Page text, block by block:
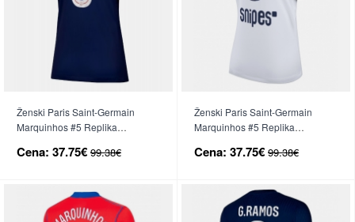
Ženski Paris Saint-Germain
Marquinhos #5 Replika
26 Kratek Rokav
Cena: 37.75€ 99.38€
Ženski Paris Saint-Germain
Marquinhos #5 Replika
26 Kratek Rokav
Cena: 37.75€ 99.38€